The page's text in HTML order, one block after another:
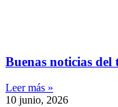
Buenas noticias del
Leer más »
10 junio, 2026